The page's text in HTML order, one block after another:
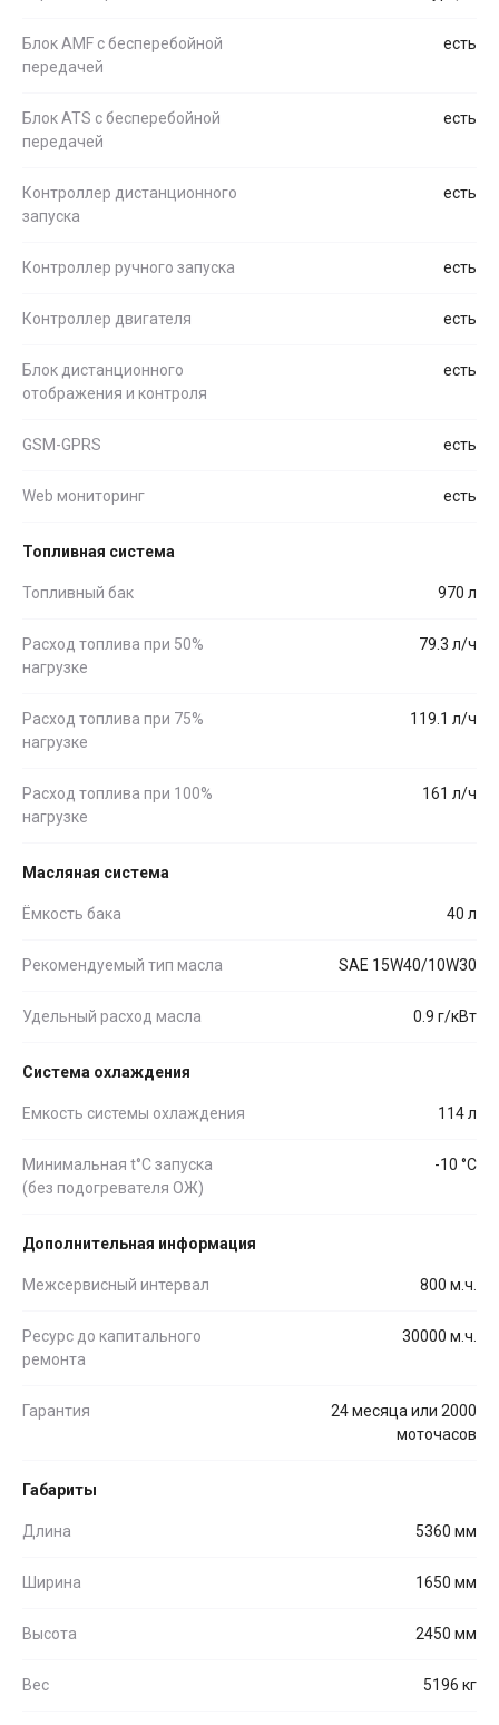
Блок AMF с бесперебойной
передачей
есть
Блок ATS с бесперебойной
передачей
есть
Контроллер дистанционного
запуска
есть
Контроллер ручного запуска есть
Контроллер двигателя есть
Блок дистанционного
отображения и контроля
есть
GSM-GPRS есть
Web мониторинг есть
Топливная система
Топливный бак 970 л
Расход топлива при 50%
нагрузке
79.3 л/ч
Расход топлива при 75%
нагрузке
119.1 л/ч
Расход топлива при 100%
нагрузке
161 л/ч
Масляная система
Ёмкость бака 40 л
Рекомендуемый тип масла SAE 15W40/10W30
Удельный расход масла 0.9 г/кВт
Система охлаждения
Емкость системы охлаждения 114 л
Минимальная t°С запуска
(без подогревателя ОЖ)
-10 °С
Дополнительная информация
Межсервисный интервал 800 м.ч.
Ресурс до капитального
ремонта
30000 м.ч.
Гарантия
24 месяца или 2000
моточасов
Габариты
Длина 5360 мм
Ширина 1650 мм
Высота 2450 мм
Вес 5196 кг